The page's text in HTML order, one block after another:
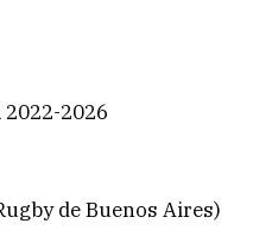
2026
de Buenos Aires)